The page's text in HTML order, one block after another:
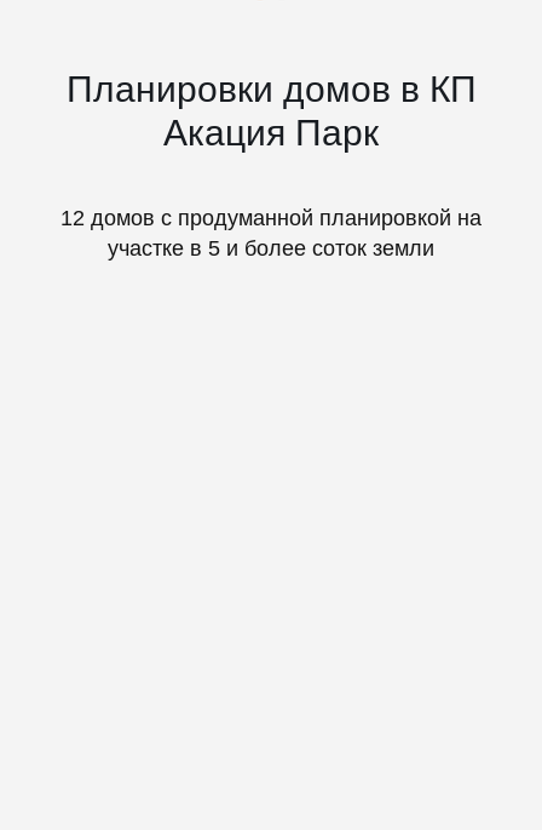
Планировки домов в КП
Акация Парк
12 домов с продуманной планировкой на
участке в 5 и более соток земли